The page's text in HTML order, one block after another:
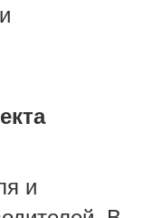
и